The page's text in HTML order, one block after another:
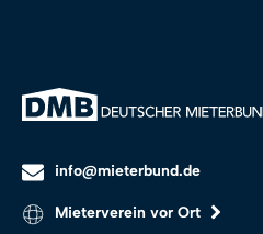
info@mieterbund.de
Mieterverein vor Ort